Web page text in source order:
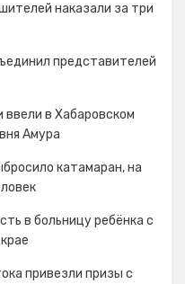
наказали за три
представителей
в Хабаровском
Амура
катамаран, на
в больницу ребёнка с
привезли призы с